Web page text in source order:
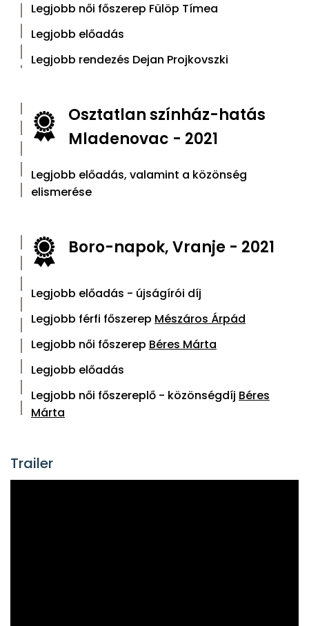
Legjobb női főszerep Fülöp Tímea
Legjobb előadás
Legjobb rendezés Dejan Projkovszki
Osztatlan színház-hatás
Mladenovac - 2021
Legjobb előadás, valamint a közönség
elismerése
Boro-napok, Vranje - 2021
Legjobb előadás - újságírói díj
Legjobb férfi főszerep Mészáros Árpád
Legjobb női főszerep Béres Márta
Legjobb előadás
Legjobb női főszereplő - közönségdíj Béres
Márta
Trailer